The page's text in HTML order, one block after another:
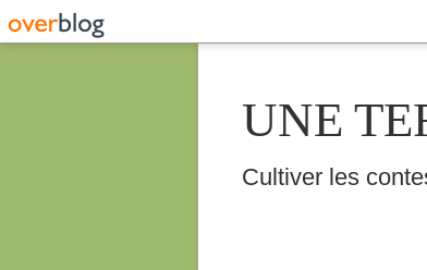
UNE
Cultiver les